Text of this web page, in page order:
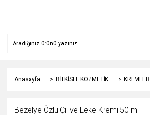
Anasayfa BİTKİSEL KOZMETİK KREMLER
Bezelye Özlü Çil ve Leke Kremi 50 ml